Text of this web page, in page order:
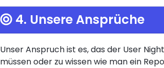
4. Unsere Ansprüche
Unser Anspruch ist es, das der User
müssen oder zu wissen wie man ein